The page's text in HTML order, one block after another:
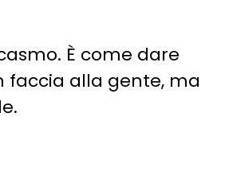
È come dare
faccia alla gente, ma